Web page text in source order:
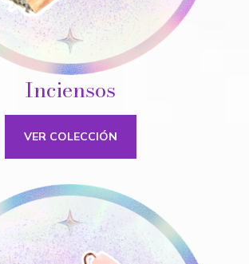
Inciensos
VER COLECCIÓN